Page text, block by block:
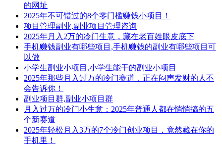
的网址
2025年不可错过的8个零门槛赚钱小项目！
项目管理副业,副业项目管理咨询
2025年月入2万的冷门生意，藏在老百姓眼皮底下
手机赚钱副业有哪些项目,手机赚钱的副业有哪些项目可
以做
小学生副业小项目,小学生能干的副业小项目
2025年那些月入过万的冷门赛道，正在闷声发财的人不
会告诉你！
副业项目群,副业小项目群
月入过万的冷门小生意：2025年普通人都在悄悄搞的五
个新赛道
2025年轻松月入3万的7个冷门创业项目，竟然藏在你的
手机里！